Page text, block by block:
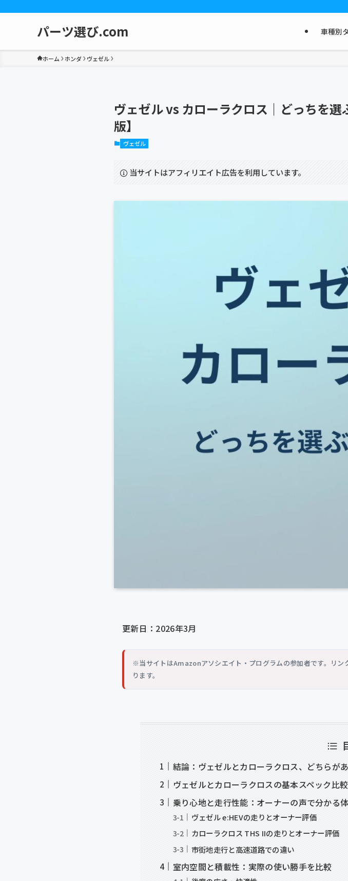
パーツ選び.com 車種別
ホーム ホンダ ヴェゼル
ヴェゼル vs カローラクロス｜どっちを
版】
ヴェゼル
当サイトはアフィリエイト広告を利用しています。
更新日：2026年3月
※当サイトはAmazonアソシエイト・プログラムの参加者です。リン
ります。
結論：ヴェゼルとカローラクロス、どちらが
ヴェゼルとカローラクロスの基本スペック比較
乗り心地と走行性能：オーナーの声で分かる
ヴェゼル e:HEVの走りとオーナー評価
カローラクロス THS IIの走りとオーナー評価
市街地走行と高速道路での違い
室内空間と積載性：実際の使い勝手を比較